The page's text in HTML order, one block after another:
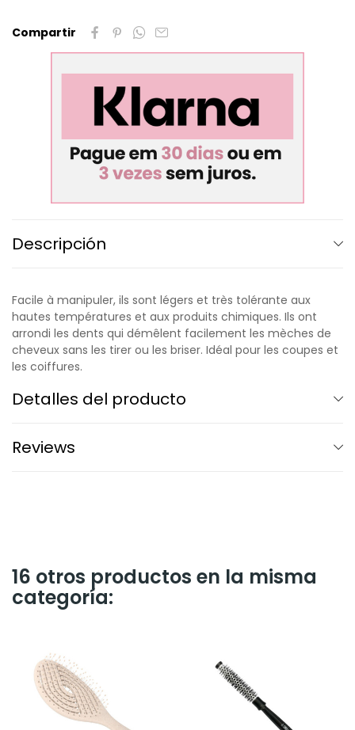
Compartir
Descripción
Facile à manipuler, ils sont légers et très tolérante aux
hautes températures et aux produits chimiques. Ils ont
arrondi les dents qui démêlent facilement les mèches de
cheveux sans les tirer ou les briser. Idéal pour les coupes et
les coiffures.
Detalles del producto
Reviews
16 otros productos en la misma
categoría: